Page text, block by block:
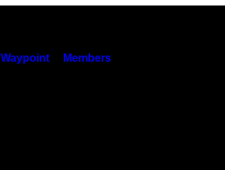
Waypoint Members